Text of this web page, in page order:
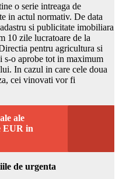
o serie intreaga de
in actul normativ. De data
si publicitate imobiliara
10 zile lucratoare de la
pentru agricultura si
s-o aprobe tot in maximum
In cazul in care cele doua
cei vinovati vor fi
ale
EUR in
de urgenta